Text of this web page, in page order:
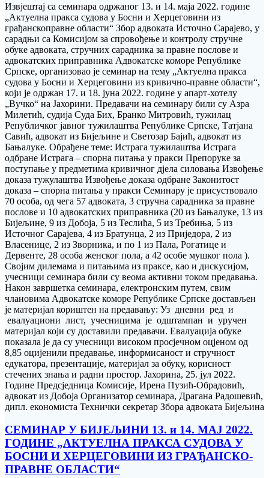
Извјештај са семинара одржаног 13. и 14. маја 2022. године
„Актуелна пракса судова у Босни и Херцеговини из
грађанскоправне области“ Збор адвоката Источно Сарајево, у
сарадњи са Комисијом за спровођење и контролу стручне
обуке aдвоката, стручних сарадника за правне послове и
aдвокатских приправника Адвокатске коморе Републике
Српске, организовао је семинар на тему „Актуелна пракса
судова у Босни и Херцеговини из кривично-правне области“,
који је одржан 17. и 18. јуна 2022. године у апарт-хотелу
„Вучко“ на Јахорини. Предавачи на семинару били су Азра
Милетић, судија Суда Бих, Бранко Митровић, тужилац
Републичког јавног тужилаштва Републике Српске, Татјана
Савић, адвокат из Бијељине и Светозар Бајић, адвокат из
Бањалуке. Обрађене теме: Истрага тужилаштва Истрага
одбране Истрага – спорна питања у пракси Препоруке за
поступање у предметима кривичног дјела силовања Извођење
доказа тужулаштва Извођење доказа одбране Законитост
доказа – спорна питања у пракси Семинару је присуствовало
70 особа, од чега 57 адвоката, 3 стручна сарадника за правне
послове и 10 адвокатских приправника (20 из Бањалуке, 13 из
Бијељине, 9 из Добоја, 5 из Теслића, 5 из Требиња, 5 из
Источног Сарајева, 4 из Братунца, 2 из Приједора, 2 из
Власенице, 2 из Зворника, и по 1 из Пала, Рогатице и
Дервенте, 28 особа женског пола, а 42 особе мушког пола ).
Својим дилемама и питањима из праксе, као и дискусијом,
учесници семинара били су веома активни током предавања.
Након завршетка семинара, електронским путем, свим
члановима Адвокатске коморе Републике Српске достављен
је материјал кориштен на предавању: Уз дневни ред и
евалуациони лист, учесницима је одштампан и уручен
материјал који су доставили предавачи. Евалуација обуке
показала је да су учесници високом просјечном оцјеном од
8,85 оцијенили предавање, информисаност и стручност
едукатора, презентације, материјал за обуку, корисност
стечених знања и радни простор. Јахорина, 25. јул 2022.
Године Предсједница Комисије, Ирена Пузић-Обрадовић,
адвокат из Добоја Организатор семинара, Драгана Радошевић,
дипл. економиста Технички секретар Збора адвоката Бијељина
СЕМИНАР У БИЈЕЉИНИ 13. и 14. МАЈ 2022.
ГОДИНЕ „АКТУЕЛНА ПРАКСА СУДОВА У
БОСНИ И ХЕРЦЕГОВИНИ ИЗ ГРАЂАНСКО-
ПРАВНЕ ОБЛАСТИ“